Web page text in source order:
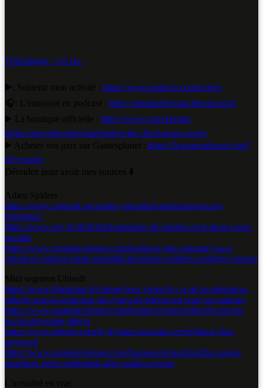
Télécharger ( 230 Mo )
https://www.patreon.com/exserv
https://untrainderetard.lepodcast.fr/
https://www.checkpoint-
tshirt.com/collections/partenaires-de-checkpoint-exserv
https://fr.gamesplanet.com/?
ref=exserv
https://www.origami.ng/spiders-greedfall-steelrising-nacon-
fermeture/
https://www.stjv.fr/2026/04/liquidation-de-spiders-recit-dune-casse-
sociale/
https://www.gamedeveloper.com/business/-the-company-as-a-
whole-no-longer-exists-greedfall-developer-spiders-confirms-closure
https://www.liberation.fr/culture/jeux-video/il-y-a-de-la-sideration-
ubisoft-acte-la-reduction-des-jours-de-teletravail-pour-ses-salaries
https://www.gamedeveloper.com/business/report-ubisoft-cancels-
social-sim-game-alterra
https://www.ubisoft.com/fr-fr/game/assassins-creed/black-flag-
resynced
https://www.gamedeveloper.com/business/ubisoft-halifax-union-
members-agree-settlement-after-studio-closure